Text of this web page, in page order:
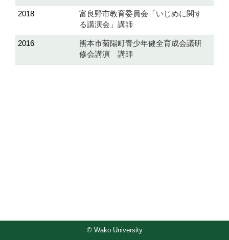
2018
富良野市教育委員会「いじめに関す
る講演会」講師
2016
熊本市菊陽町青少年健全育成会議研
修会講演 講師
© Wako University